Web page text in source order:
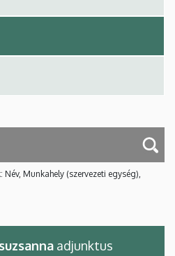
Munkahely (szervezeti egység),
adjunktus